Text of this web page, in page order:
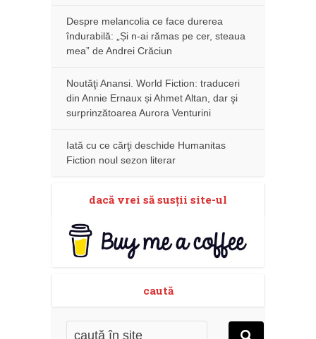
Despre melancolia ce face durerea
îndurabilă: „Și n-ai rămas pe cer, steaua
mea” de Andrei Crăciun
Noutăţi Anansi. World Fiction: traduceri
din Annie Ernaux și Ahmet Altan, dar şi
surprinzătoarea Aurora Venturini
Iată cu ce cărţi deschide Humanitas
Fiction noul sezon literar
dacă vrei să susţii site-ul
caută